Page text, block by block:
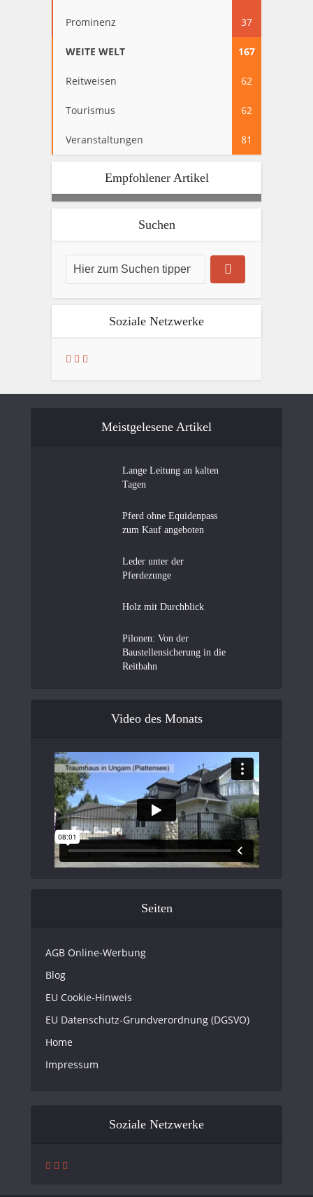
Prominenz 37
WEITE WELT 167
Reitweisen 62
Tourismus 62
Veranstaltungen 81
Empfohlener Artikel
Suchen
Soziale Netzwerke
Meistgelesene Artikel
Lange Leitung an kalten
Tagen
Pferd ohne Equidenpass
zum Kauf angeboten
Leder unter der
Pferdezunge
Holz mit Durchblick
Pilonen: Von der
Baustellensicherung in die
Reitbahn
Video des Monats
Seiten
AGB Online-Werbung
Blog
EU Cookie-Hinweis
EU Datenschutz-Grundverordnung (DGSVO)
Home
Impressum
Soziale Netzwerke